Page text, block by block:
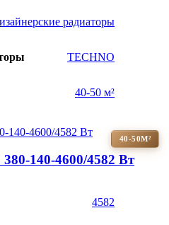
радиаторы
TECHNO
40-50 м²
40-50М²
140-4600/4582 Вт
4582